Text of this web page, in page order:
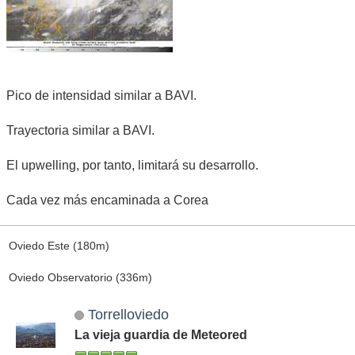
Pico de intensidad similar a BAVI.
Trayectoria similar a BAVI.
El upwelling, por tanto, limitará su desarrollo.
Cada vez más encaminada a Corea
Oviedo Este (180m)
Oviedo Observatorio (336m)
Torrelloviedo
La vieja guardia de Meteored